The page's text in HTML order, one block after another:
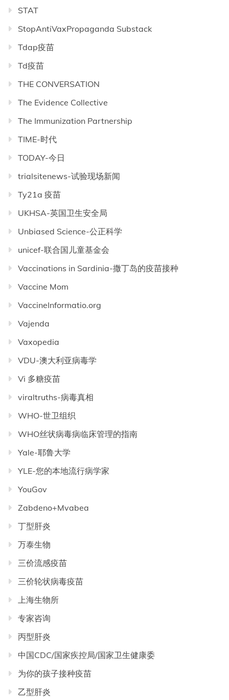
STAT
StopAntiVaxPropaganda Substack
Tdap疫苗
Td疫苗
THE CONVERSATION
The Evidence Collective
The Immunization Partnership
TIME-时代
TODAY-今日
trialsitenews-试验现场新闻
Ty21a 疫苗
UKHSA-英国卫生安全局
Unbiased Science-公正科学
unicef-联合国儿童基金会
Vaccinations in Sardinia-撒丁岛的疫苗接种
Vaccine Mom
VaccineInformatio.org
Vajenda
Vaxopedia
VDU-澳大利亚病毒学
Vi 多糖疫苗
viraltruths-病毒真相
WHO-世卫组织
WHO丝状病毒病临床管理的指南
Yale-耶鲁大学
YLE-您的本地流行病学家
YouGov
Zabdeno+Mvabea
丁型肝炎
万泰生物
三价流感疫苗
三价轮状病毒疫苗
上海生物所
专家咨询
丙型肝炎
中国CDC/国家疾控局/国家卫生健康委
为你的孩子接种疫苗
乙型肝炎